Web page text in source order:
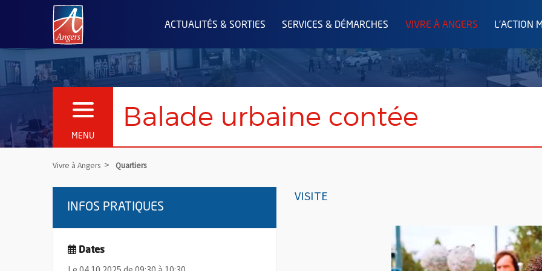
Angers.fr : Retour à l'accueil
ACTUALITÉS & SORTIES SERVICES & DÉMARCHES VIVRE À ANGERS L'ACTION
MENU
OUVRIR LE MENU Balade urbaine contée
Vivre à Angers Quartiers
VISITE
INFOS PRATIQUES
Dates